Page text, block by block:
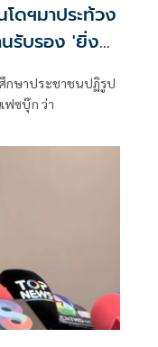
ดฯมาประท้วง
นรับรอง 'ยิ่ง
ฟซบุ๊ก ว่า